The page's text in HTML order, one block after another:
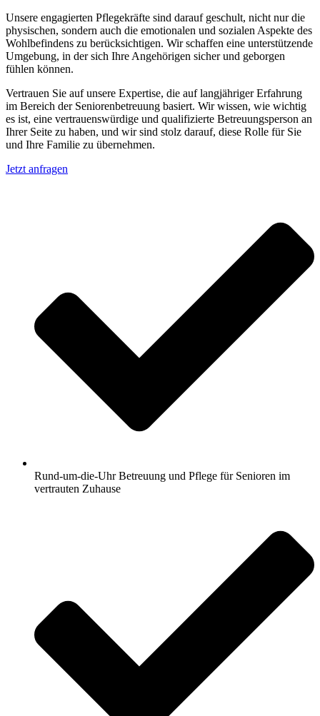
Unsere engagierten Pflegekräfte sind darauf geschult, nicht nur die
physischen, sondern auch die emotionalen und sozialen Aspekte des
Wohlbefindens zu berücksichtigen. Wir schaffen eine unterstützende
Umgebung, in der sich Ihre Angehörigen sicher und geborgen
fühlen können.
Vertrauen Sie auf unsere Expertise, die auf langjähriger Erfahrung
im Bereich der Seniorenbetreuung basiert. Wir wissen, wie wichtig
es ist, eine vertrauenswürdige und qualifizierte Betreuungsperson an
Ihrer Seite zu haben, und wir sind stolz darauf, diese Rolle für Sie
und Ihre Familie zu übernehmen.
Jetzt anfragen
Rund-um-die-Uhr Betreuung und Pflege für Senioren im
vertrauten Zuhause